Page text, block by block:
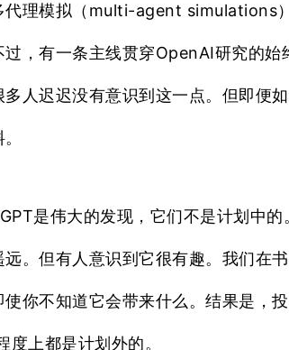
代理模拟（multi-agent simulations
过，有一条主线贯穿OpenAI研究的
人迟迟没有意识到这一点。 但即便
是伟大的发现，它们不是计划中
。但有人意识到它很有趣。我们在
你不知道它会带来什么。结果是，
度上都是计划外的。